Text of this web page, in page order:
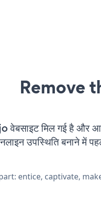
Remove
वेबसाइट मिल गई है और
उपस्थिति बनाने में
entice, captivate,